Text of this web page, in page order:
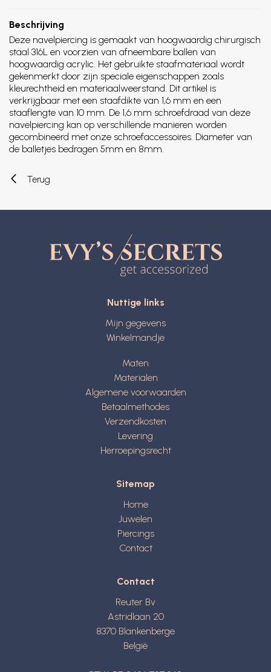
Beschrijving
Deze navelpiercing is gemaakt van hoogwaardig chirurgisch
staal 316L en voorzien van afneembare ballen van
hoogwaardig acrylic. Het gebruikte staafmateriaal wordt
gekenmerkt door zijn speciale eigenschappen zoals
kleurechtheid en materiaalweerstand. Dit artikel is
verkrijgbaar met een staafdikte van 1,6 mm en een
staaflengte van 10 mm. De 1,6 mm schroefdraad van deze
navelpiercing kan op verschillende manieren worden
gecombineerd met onze schroefaccessoires. Diameter van
de balletjes bedragen 5mm en 8mm.
Terug
Nuttige links
Mijn gegevens
Winkelmandje
Maten
Materialen
Algemene voorwaarden
Betaalmethodes
Verzendkosten
Levering
Herroepingsrecht
Sitemap
Home
Juwelen
Piercings
Contact
Contact
Reuter Bv
Astridlaan 20
8370 Blankenberge
België